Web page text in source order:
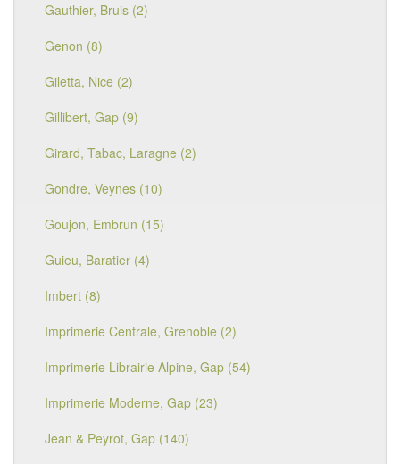
Gauthier, Bruis (2)
Genon (8)
Giletta, Nice (2)
Gillibert, Gap (9)
Girard, Tabac, Laragne (2)
Gondre, Veynes (10)
Goujon, Embrun (15)
Guieu, Baratier (4)
Imbert (8)
Imprimerie Centrale, Grenoble (2)
Imprimerie Librairie Alpine, Gap (54)
Imprimerie Moderne, Gap (23)
Jean & Peyrot, Gap (140)